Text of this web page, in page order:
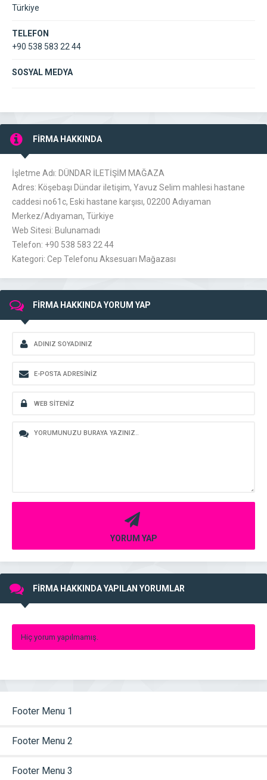
Türkiye
TELEFON
+90 538 583 22 44
SOSYAL MEDYA
FİRMA HAKKINDA
İşletme Adı: DÜNDAR İLETİŞİM MAĞAZA
Adres: Köşebaşı Dündar iletişim, Yavuz Selim mahlesi hastane
caddesi no61c, Eski hastane karşısı, 02200 Adıyaman
Merkez/Adıyaman, Türkiye
Web Sitesi: Bulunamadı
Telefon: +90 538 583 22 44
Kategori: Cep Telefonu Aksesuarı Mağazası
FİRMA HAKKINDA YORUM YAP
YORUM YAP
FİRMA HAKKINDA YAPILAN YORUMLAR
Hiç yorum yapılmamış.
Footer Menu 1
Footer Menu 2
Footer Menu 3